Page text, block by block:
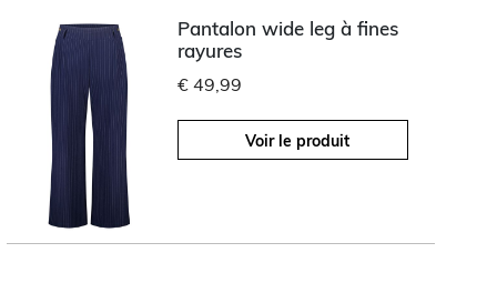
Pantalon wide leg à fines
rayures
€ 49,99
Voir le produit